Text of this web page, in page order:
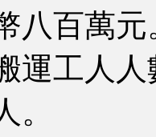
八百萬元
工人人
。